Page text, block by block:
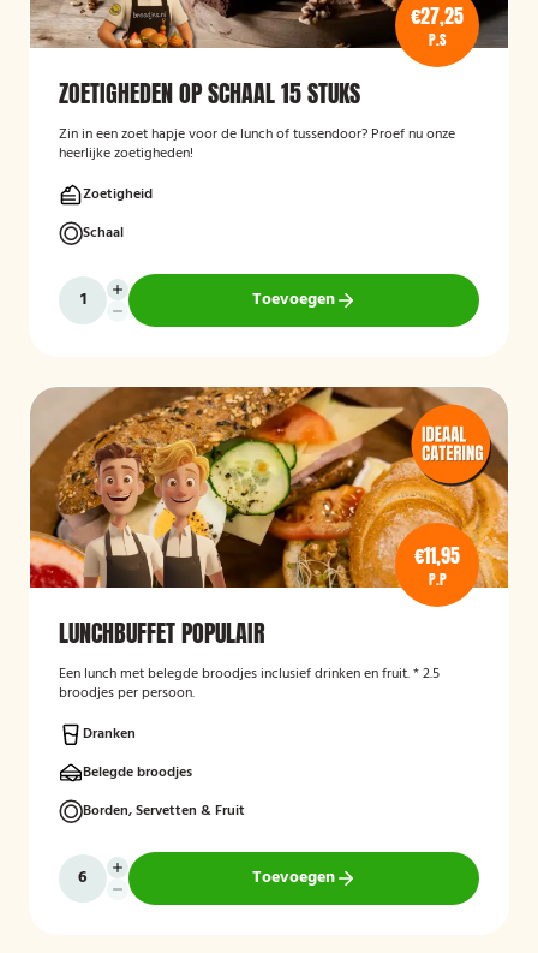
€27,25
P.S
ZOETIGHEDEN OP SCHAAL 15 STUKS
Zin in een zoet hapje voor de lunch of tussendoor? Proef nu onze
heerlijke zoetigheden!
Zoetigheid
Schaal
Toevoegen
€11,95
P.P
LUNCHBUFFET POPULAIR
Een lunch met belegde broodjes inclusief drinken en fruit. * 2.5
broodjes per persoon.
Dranken
Belegde broodjes
Borden, Servetten & Fruit
Toevoegen